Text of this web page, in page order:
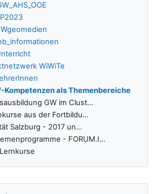
WiWiTe
Kompetenzen als Themenbereiche
GW im Clust...
aus der Fortbildu...
Salzburg - 2017 un...
- FORUM.I...